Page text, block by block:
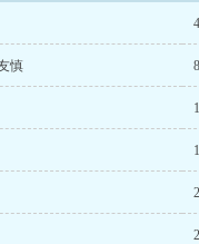
慎